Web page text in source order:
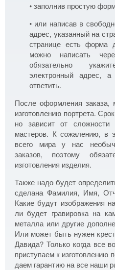
• заполнив простую
• или написав в
адрес, указанный на
странице есть форма
можно написать
обязательно
электронный
ответить.
После оформления
изготовлению портрета.
но зависит от сложности
мастеров. К сожалению, в
всего мира у нас
заказов, поэтому
изготовления изделия.
Также надо будет
сделана Фамилия, Имя,
Какие будут изображения
ли будет гравировка на
металла или другие
Или может быть нужен
Давида? Только когда все
приступаем к изготовлению
даем гарантию на все наши